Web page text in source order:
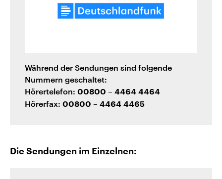
Während der Sendungen sind folgende
Nummern geschaltet:
Hörertelefon: 00800 – 4464 4464
Hörerfax: 00800 – 4464 4465
Die Sendungen im Einzelnen: